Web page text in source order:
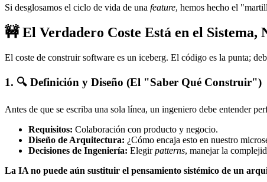
Si desglosamos el ciclo de vida de una feature, hemos hecho el
🚧 El Verdadero Coste Está en el Sistema,
El coste de construir software es un iceberg. El código es la punta;
1. 🔍 Definición y Diseño (El "Saber Qué Construir")
Antes de que se escriba una sola línea, un ingeniero debe entender
Requisitos: Colaboración con producto y negocio.
Diseño de Arquitectura: ¿Cómo encaja esto en nuestro
Decisiones de Ingeniería: Elegirpatterns, manejar la
La IA no puede aún sustituir el pensamiento sistémico de un